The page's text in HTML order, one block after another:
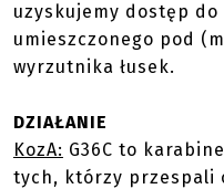
uzyskujemy dostęp
umieszczonego pod
wyrzutnika łusek.
DZIAŁANIE
KozA: G36C to
tych, którzy przespali